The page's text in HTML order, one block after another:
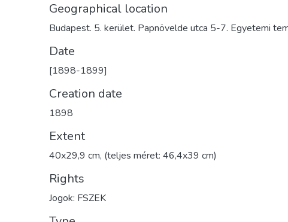
Geographical location
Budapest. 5. kerület. Papnövelde utca 5-7. Egyetemi
Date
[1898-1899]
Creation date
1898
Extent
40x29,9 cm, (teljes méret: 46,4x39 cm)
Rights
Jogok: FSZEK